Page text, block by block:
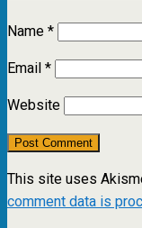
Name*
Email*
Website
This site uses
comment data is